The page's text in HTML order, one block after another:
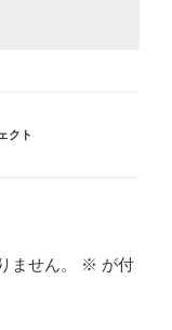
クト
ません。 ※ が付